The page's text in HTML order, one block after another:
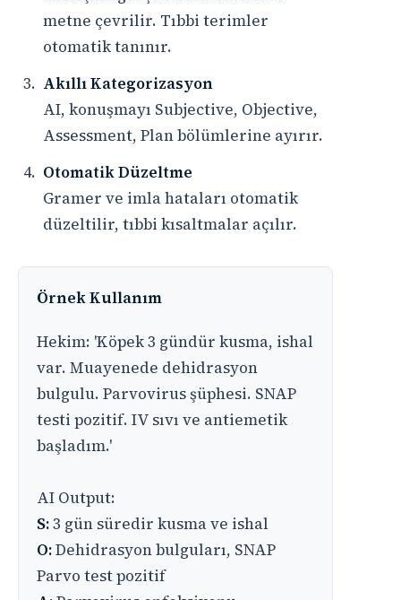
metne çevrilir. Tıbbi terimler
otomatik tanınır.
Akıllı Kategorizasyon
AI, konuşmayı Subjective, Objective,
Assessment, Plan bölümlerine ayırır.
Otomatik Düzeltme
Gramer ve imla hataları otomatik
düzeltilir, tıbbi kısaltmalar açılır.
Örnek Kullanım
Hekim: 'Köpek 3 gündür kusma, ishal
var. Muayenede dehidrasyon
bulgulu. Parvovirus şüphesi. SNAP
testi pozitif. IV sıvı ve antiemetik
başladım.'
AI Output:
S:3 gün süredir kusma ve ishal
O:Dehidrasyon bulguları, SNAP
Parvo test pozitif